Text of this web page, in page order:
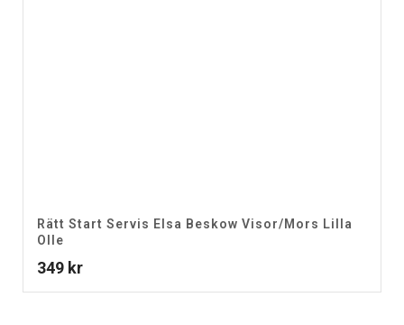
Rätt Start Servis Elsa Beskow Visor/Mors Lilla
Olle
349 kr